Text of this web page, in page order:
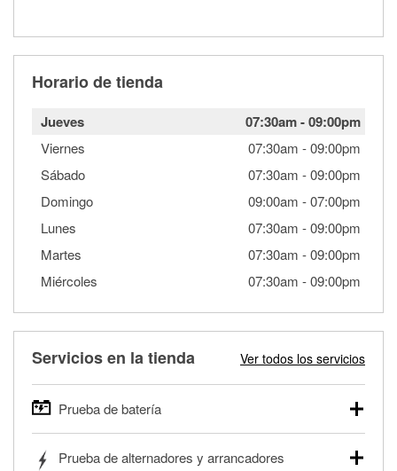
Horario de tienda
Jueves 07:30am-09:00pm
Viernes 07:30am -09:00pm
Sábado
07:30am -09:00pm
Domingo
09:00am -07:00pm
Lunes
07:30am -09:00pm
Martes
07:30am -09:00pm
Miércoles
07:30am -09:00pm
Servicios en la tienda Ver todos los servicios
Prueba de batería
autos, camionetas, SUVs, vehículos comerciales y
Prueba de alternadores y arrancadores